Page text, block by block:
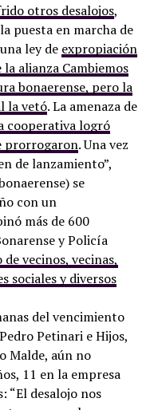
otros desalojos,
puesta en marcha de
ley de expropiación
alianza Cambiemos
bonaerense, pero la
la vetó. La amenaza de
cooperativa logró
prorrogaron. Una vez
de lanzamiento”,
se
con un
más de 600
y Policía
vecinos, vecinas,
sociales y diversos
del vencimiento
Petinari e Hijos,
Malde, aún no
11 en la empresa
“El desalojo nos